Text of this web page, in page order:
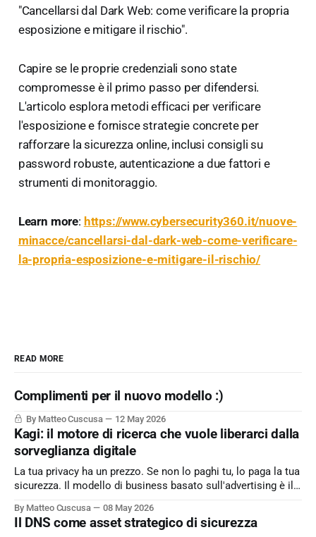
"Cancellarsi dal Dark Web: come verificare la propria
esposizione e mitigare il rischio".
Capire se le proprie credenziali sono state
compromesse è il primo passo per difendersi.
L'articolo esplora metodi efficaci per verificare
l'esposizione e fornisce strategie concrete per
rafforzare la sicurezza online, inclusi consigli su
password robuste, autenticazione a due fattori e
strumenti di monitoraggio.
Learn more: https://www.cybersecurity360.it/nuove-
minacce/cancellarsi-dal-dark-web-come-verificare-
la-propria-esposizione-e-mitigare-il-rischio/
READ MORE
Complimenti per il nuovo modello :)
By Matteo Cuscusa 12 May 2026
Kagi: il motore di ricerca che vuole liberarci dalla
sorveglianza digitale
La tua privacy ha un prezzo. Se non lo paghi tu, lo paga la tua
sicurezza. Il modello di business basato sull'advertising è il
motore di ricerca un servizio dove l'utente è il cliente
By Matteo Cuscusa 08 May 2026
Il DNS come asset strategico di sicurezza